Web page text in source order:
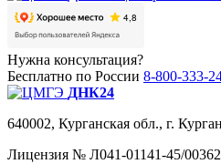
Нужна консультация?
Бесплатно по России 8-800-333-
ДНК24
640002, Курганская обл., г.
Лицензия № Л041-01141-45/